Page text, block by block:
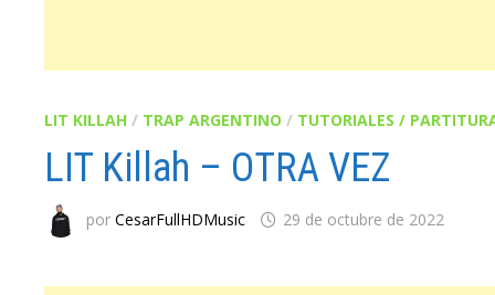
LIT KILLAH / TRAP ARGENTINO / TUTORIALES /
LIT Killah – OTRA VEZ
porCesarFullHDMusic 29 de octubre de 2022